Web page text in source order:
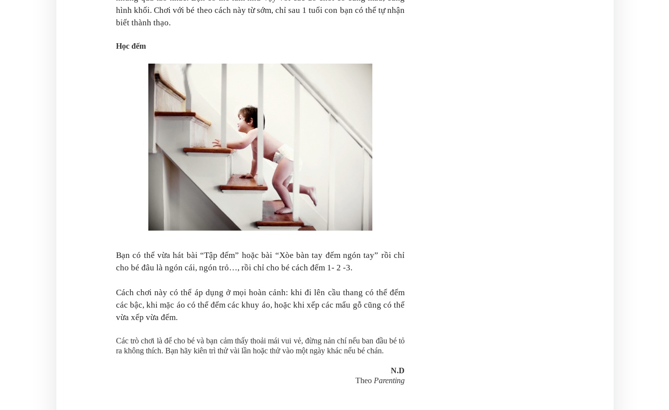
hình khối. Chơi với bé theo cách này từ sớm, chỉ sau 1 tuổi con bạn có thể tự nhận
biết thành thạo.
Học đếm
Bạn có thể vừa hát bài “Tập đếm” hoặc bài “Xòe bàn tay đếm ngón tay” rồi chỉ
cho bé đâu là ngón cái, ngón trỏ…, rồi chỉ cho bé cách đếm 1- 2 -3.
Cách chơi này có thể áp dụng ở mọi hoàn cảnh: khi đi lên cầu thang có thể đếm
các bậc, khi mặc áo có thể đếm các khuy áo, hoặc khi xếp các mẩu gỗ cũng có thể
vừa xếp vừa đếm.
Các trò chơi là để cho bé và bạn cảm thấy thoải mái vui vẻ, đừng nản chí nếu ban đầu bé tỏ
ra không thích. Bạn hãy kiên trì thử vài lần hoặc thử vào một ngày khác nếu bé chán.
N.D
Theo Parenting